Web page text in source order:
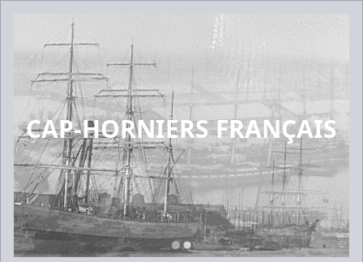
CAP-HORNIERS FRANÇAIS